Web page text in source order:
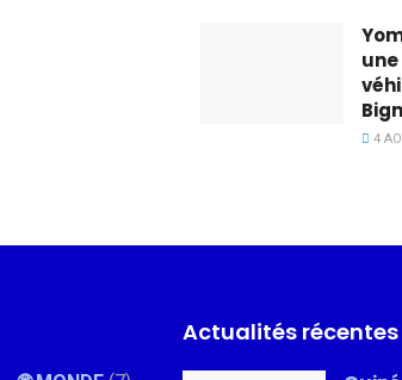
4
Actualités récentes